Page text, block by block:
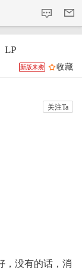
LP
新版来袭 收藏
关注Ta
，没有的话，消